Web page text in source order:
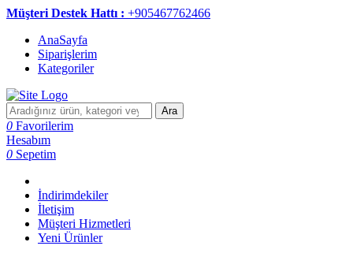
Müşteri Destek Hattı : +905467762466
AnaSayfa
Siparişlerim
Kategoriler
Ara
0 Favorilerim
Hesabım
0 Sepetim
İndirimdekiler
İletişim
Müşteri Hizmetleri
Yeni Ürünler